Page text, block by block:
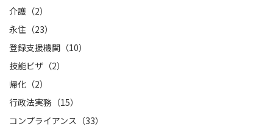
介護（2）
永住（23）
登録支援機関（10）
技能ビザ（2）
帰化（2）
行政法実務（15）
コンプライアンス（33）